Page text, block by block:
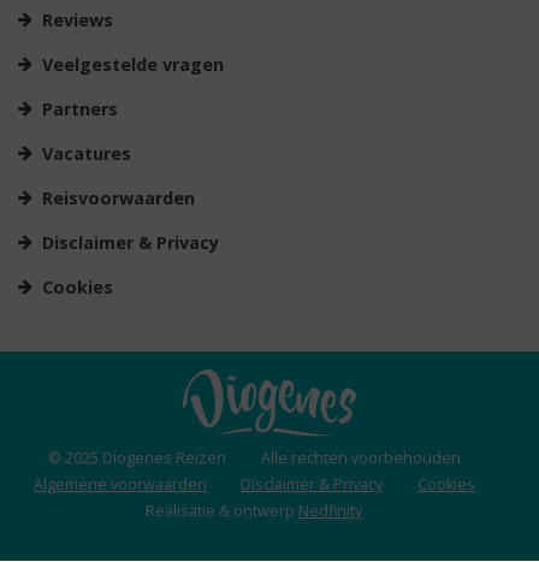
Reviews
Veelgestelde vragen
Partners
Vacatures
Reisvoorwaarden
Disclaimer & Privacy
Cookies
© 2025 Diogenes Reizen
Alle rechten voorbehouden
Algemene voorwaarden
Disclaimer & Privacy
Cookies
Realisatie & ontwerp Nedfinity